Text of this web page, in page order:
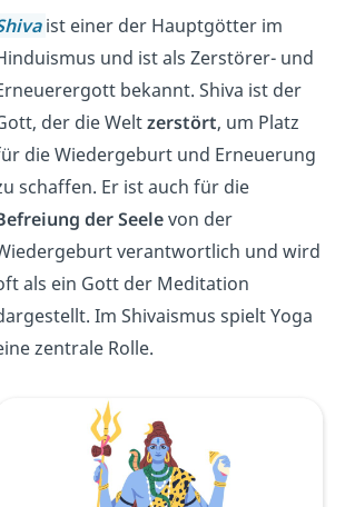
ist einer der Hauptgötter im
und ist als Zerstörer- und
bekannt. Shiva ist der
der die Weltzerstört, um Platz
die Wiedergeburt und Erneuerung
schaffen. Er ist auch für die
der Seelevon der
verantwortlich und wird
als ein Gott der Meditation
Im Shivaismus spielt Yoga
zentrale Rolle.